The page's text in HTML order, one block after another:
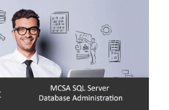
€ 790,00.